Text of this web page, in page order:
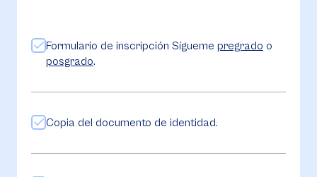
Formulario de inscripción Sígueme pregrado o
posgrado.
Copia del documento de identidad.